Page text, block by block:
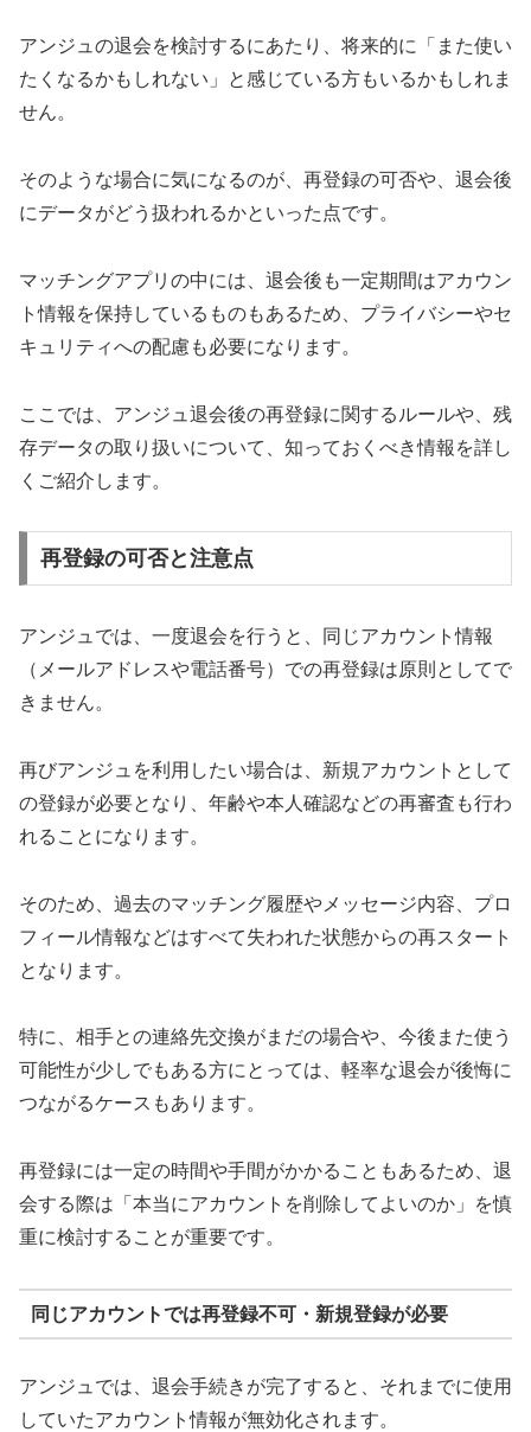
アンジュの退会を検討するにあたり、将来的に「また使い
たくなるかもしれない」と感じている方もいるかもしれま
せん。
そのような場合に気になるのが、再登録の可否や、退会後
にデータがどう扱われるかといった点です。
マッチングアプリの中には、退会後も一定期間はアカウン
ト情報を保持しているものもあるため、プライバシーやセ
キュリティへの配慮も必要になります。
ここでは、アンジュ退会後の再登録に関するルールや、残
存データの取り扱いについて、知っておくべき情報を詳し
くご紹介します。
再登録の可否と注意点
アンジュでは、一度退会を行うと、同じアカウント情報
（メールアドレスや電話番号）での再登録は原則としてで
きません。
再びアンジュを利用したい場合は、新規アカウントとして
の登録が必要となり、年齢や本人確認などの再審査も行わ
れることになります。
そのため、過去のマッチング履歴やメッセージ内容、プロ
フィール情報などはすべて失われた状態からの再スタート
となります。
特に、相手との連絡先交換がまだの場合や、今後また使う
可能性が少しでもある方にとっては、軽率な退会が後悔に
つながるケースもあります。
再登録には一定の時間や手間がかかることもあるため、退
会する際は「本当にアカウントを削除してよいのか」を慎
重に検討することが重要です。
同じアカウントでは再登録不可・新規登録が必要
アンジュでは、退会手続きが完了すると、それまでに使用
していたアカウント情報が無効化されます。